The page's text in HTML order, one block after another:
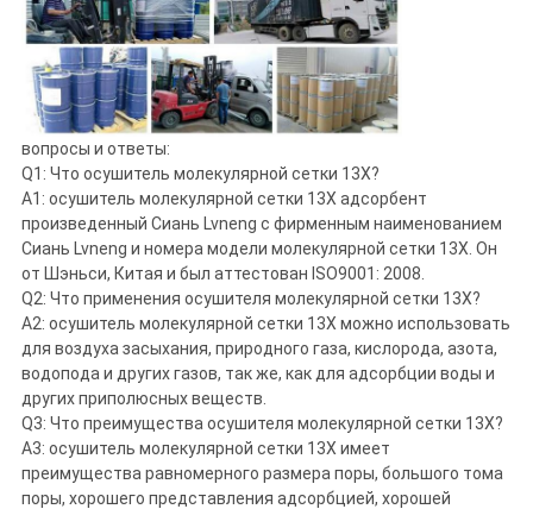
вопросы и ответы:
Q1: Что осушитель молекулярной сетки 13X?
A1: осушитель молекулярной сетки 13X адсорбент
произведенный Сиань Lvneng с фирменным наименованием
Сиань Lvneng и номера модели молекулярной сетки 13X. Он
от Шэньси, Китая и был аттестован ISO9001: 2008.
Q2: Что применения осушителя молекулярной сетки 13X?
A2: осушитель молекулярной сетки 13X можно использовать
для воздуха засыхания, природного газа, кислорода, азота,
водопода и других газов, так же, как для адсорбции воды и
других приполюсных веществ.
Q3: Что преимущества осушителя молекулярной сетки 13X?
A3: осушитель молекулярной сетки 13X имеет
преимущества равномерного размера поры, большого тома
поры, хорошего представления адсорбцией, хорошей